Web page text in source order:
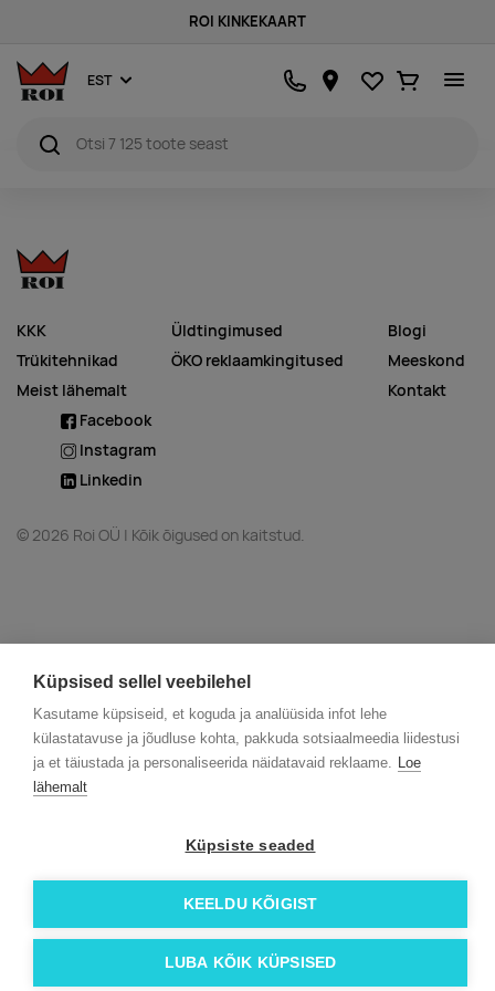
Küpsised sellel veebilehel
Kasutame küpsiseid, et koguda ja analüüsida infot lehe
külastatavuse ja jõudluse kohta, pakkuda sotsiaalmeedia liidestusi
ja et täiustada ja personaliseerida näidatavaid reklaame. Loe
lähemalt
Küpsiste seaded
KEELDU KÕIGIST
LUBA KÕIK KÜPSISED
ROI KINKEKAART
EST Lemmikud
Ostukorv
KKK
Trükitehnikad
Meist lähemalt
Üldtingimused
ÖKO reklaamkingitused
Blogi
Meeskond
Kontakt
Facebook
Instagram
Linkedin
© 2026 Roi OÜ | Kõik õigused on kaitstud.